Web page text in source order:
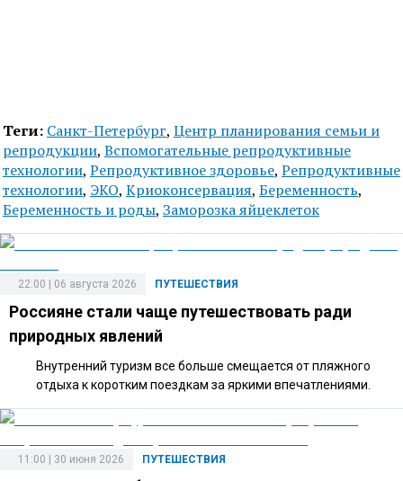
Теги: Санкт-Петербург, Центр планирования семьи и
репродукции, Вспомогательные репродуктивные
технологии, Репродуктивное здоровье, Репродуктивные
технологии, ЭКО, Криоконсервация, Беременность,
Беременность и роды, Заморозка яйцеклеток
ПУТЕШЕСТВИЯ
22:00 | 06 августа 2026
Россияне стали чаще путешествовать ради
природных явлений
Внутренний туризм все больше смещается от пляжного
отдыха к коротким поездкам за яркими впечатлениями.
ПУТЕШЕСТВИЯ
11:00 | 30 июня 2026